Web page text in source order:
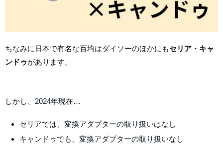
ちなみに日本で有名な百均はダイソーのほかにもセリア・キャ
ンドゥがあります。
しかし、2024年現在…
セリアでは、変換アダプターの取り扱いはなし
キャンドゥでも、変換アダプターの取り扱いなし